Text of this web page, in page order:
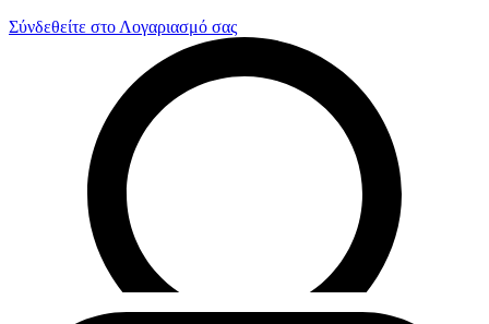
Σύνδεθείτε στο Λογαριασμό σας